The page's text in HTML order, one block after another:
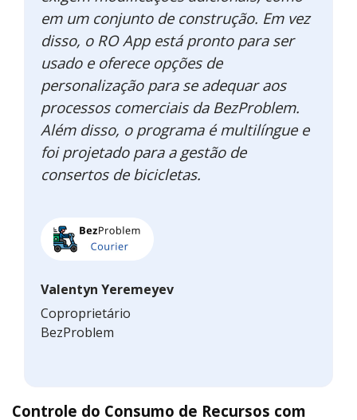
em um conjunto de construção. Em vez
disso, o RO App está pronto para ser
usado e oferece opções de
personalização para se adequar aos
processos comerciais da BezProblem.
Além disso, o programa é multilíngue e
foi projetado para a gestão de
consertos de bicicletas.
Valentyn Yeremeyev
Coproprietário
BezProblem
Controle do Consumo de Recursos com